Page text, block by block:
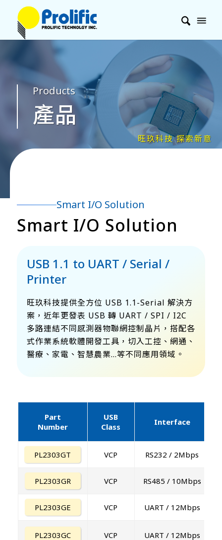
Products
產品
Smart I/O Solution
Smart I/O Solution
USB 1.1 to UART / Serial /
Printer
旺玖科技提供全方位 USB 1.1-Serial 解決方
案，近年更發表 USB 轉 UART / SPI / I2C
多路連結不同感測器物聯網控制晶片，搭配各
式作業系統軟體開發工具，切入工控、網通、
醫療、家電、智慧農業…等不同應用領域。
Part
Number
USB
Class
Interface
PL2303GT VCP RS232 / 2Mbps
PL2303GR VCP RS485 / 10Mbps
PL2303GE VCP UART / 12Mbps
PL2303GC VCP UART / 12Mbps